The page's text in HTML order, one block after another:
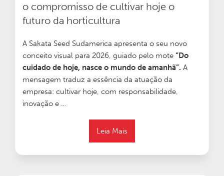
o compromisso de cultivar hoje o
futuro da horticultura
A Sakata Seed Sudamerica apresenta o seu novo
conceito visual para 2026, guiado pelo mote “Do
cuidado de hoje, nasce o mundo de amanhã”. A
mensagem traduz a essência da atuação da
empresa: cultivar hoje, com responsabilidade,
inovação e …
Leia Mais